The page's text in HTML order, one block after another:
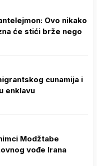
Ovo nikako
će stići brže nego
cunamija i
enklavu
Modžtabe
vođe Irana